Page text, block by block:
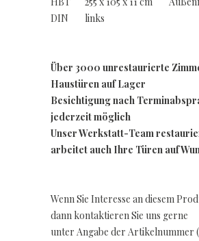
DIN links
Über 3000 unrestaurierte
Haustüren auf Lager
Besichtigung nach
jederzeit möglich
Unser Werkstatt-Team
arbeitet auch Ihre Türen auf
Wenn Sie Interesse an diesem
dann kontaktieren Sie uns gerne
unter Angabe der Artikelnummer